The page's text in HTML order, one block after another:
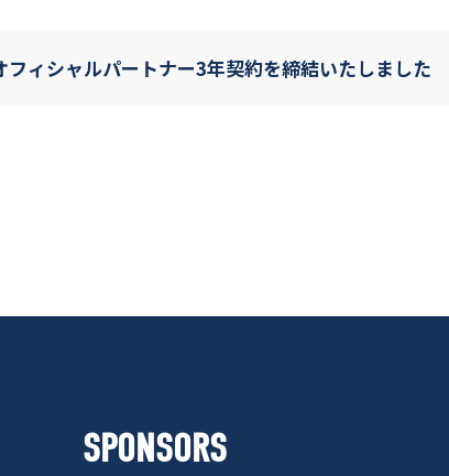
フィシャルパートナー3年契約を締結いたしました
SPONSORS